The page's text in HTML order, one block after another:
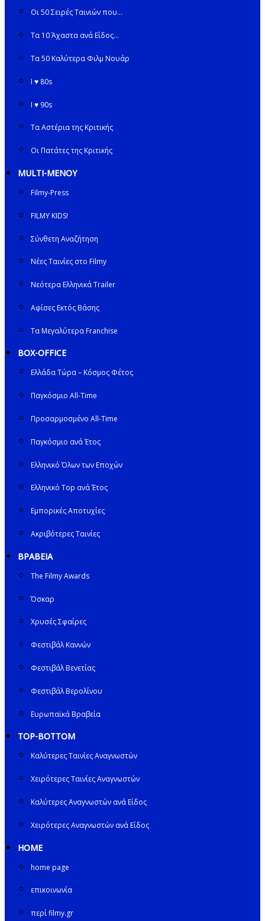
Οι 50 Σειρές Ταινιών που…
Τα 10 Άχαστα ανά Είδος…
Τα 50 Καλύτερα Φιλμ Νουάρ
I ♥ 80s
I ♥ 90s
Τα Αστέρια της Κριτικής
Οι Πατάτες της Κριτικής
MULTI-ΜΕΝΟΥ
Filmy-Press
FILMY KIDS!
Σύνθετη Αναζήτηση
Νέες Ταινίες στο Filmy
Νεότερα Ελληνικά Trailer
Αφίσες Εκτός Βάσης
Τα Μεγαλύτερα Franchise
BOX-OFFICE
Ελλάδα Τώρα – Κόσμος Φέτος
Παγκόσμιο All-Time
Προσαρμοσμένο All-Time
Παγκόσμιο ανά Έτος
Ελληνικό Όλων των Εποχών
Ελληνικό Top ανά Έτος
Εμπορικές Αποτυχίες
Ακριβότερες Ταινίες
ΒΡΑΒΕΙΑ
The Filmy Awards
Όσκαρ
Χρυσές Σφαίρες
Φεστιβάλ Καννών
Φεστιβάλ Βενετίας
Φεστιβάλ Βερολίνου
Ευρωπαϊκά Βραβεία
TOP-BOTTOM
Καλύτερες Ταινίες Αναγνωστών
Χειρότερες Ταινίες Αναγνωστών
Καλύτερες Αναγνωστών ανά Είδος
Χειρότερες Αναγνωστών ανά Είδος
HOME
home page
επικοινωνία
περί filmy.gr